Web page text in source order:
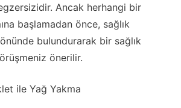
Ancak herhangi bir
başlamadan önce, sağlık
bulundurarak bir sağlık
önerilir.